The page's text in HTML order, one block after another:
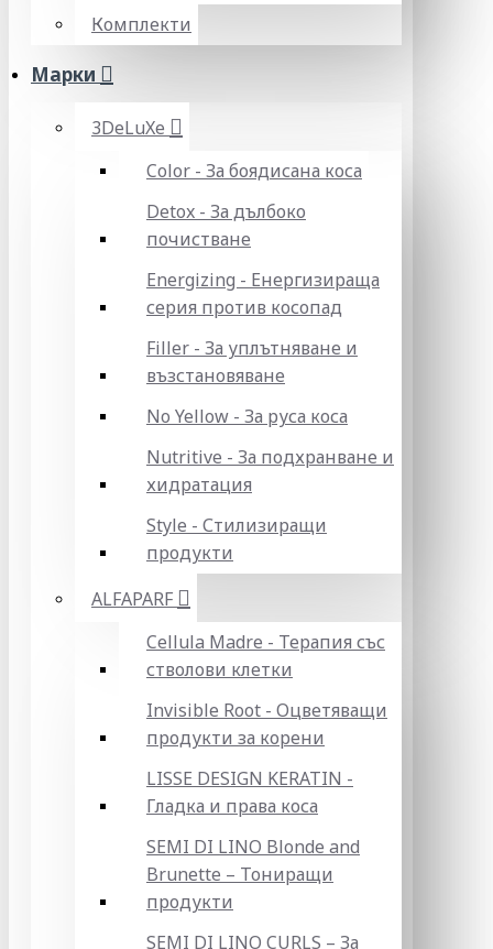
Комплекти
Марки
3DeLuXe
Color - За боядисана коса
Detox - За дълбоко
почистване
Energizing - Енергизираща
серия против косопад
Filler - За уплътняване и
възстановяване
No Yellow - За руса коса
Nutritive - За подхранване и
хидратация
Style - Стилизиращи
продукти
ALFAPARF
Cellula Madre - Терапия със
стволови клетки
Invisible Root - Оцветяващи
продукти за корени
LISSE DESIGN KERATIN -
Гладка и права коса
SEMI DI LINO Blonde and
Brunette – Тониращи
продукти
SEMI DI LINO CURLS – За